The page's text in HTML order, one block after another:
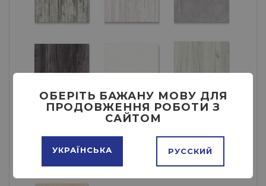
ОБЕРІТЬ БАЖАНУ МОВУ ДЛЯ
ПРОДОВЖЕННЯ РОБОТИ З
САЙТОМ
УКРАЇНСЬКА РУССКИЙ